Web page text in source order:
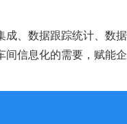
、数据跟踪统计、数
信息化的需要，赋能